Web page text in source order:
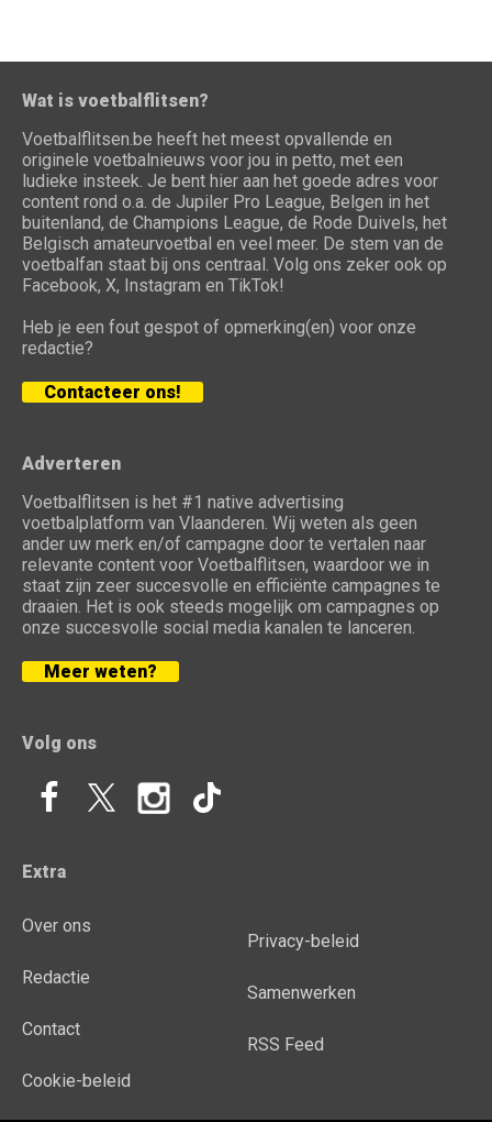
Wat is voetbalflitsen?
Voetbalflitsen.be heeft het meest opvallende en
originele voetbalnieuws voor jou in petto, met een
ludieke insteek. Je bent hier aan het goede adres voor
content rond o.a. de Jupiler Pro League, Belgen in het
buitenland, de Champions League, de Rode Duivels, het
Belgisch amateurvoetbal en veel meer. De stem van de
voetbalfan staat bij ons centraal. Volg ons zeker ook op
Facebook, X, Instagram en TikTok!
Heb je een fout gespot of opmerking(en) voor onze
redactie?
Contacteer ons!
Adverteren
Voetbalflitsen is het #1 native advertising
voetbalplatform van Vlaanderen. Wij weten als geen
ander uw merk en/of campagne door te vertalen naar
relevante content voor Voetbalflitsen, waardoor we in
staat zijn zeer succesvolle en efficiënte campagnes te
draaien. Het is ook steeds mogelijk om campagnes op
onze succesvolle social media kanalen te lanceren.
Meer weten?
Volg ons
Extra
Over ons
Redactie
Contact
Cookie-beleid
Privacy-beleid
Samenwerken
RSS Feed